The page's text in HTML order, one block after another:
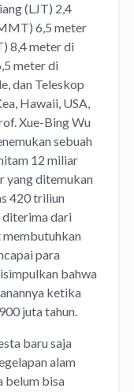
(LJT) 2,4
6,5 meter
8,4 meter di
meter di
dan Teleskop
Hawaii, USA,
Xue-Bing Wu
sebuah
12 miliar
yang ditemukan
420 triliun
diterima dari
membutuhkan
para
bahwa
ketika
juta tahun.
baru saja
alam
belum bisa